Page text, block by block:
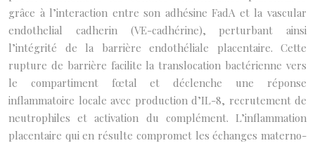
grâce à l’interaction entre son adhésine FadA et la vascular
endothelial cadherin (VE-cadhérine), perturbant ainsi
l’intégrité de la barrière endothéliale placentaire. Cette
rupture de barrière facilite la translocation bactérienne vers
le compartiment fœtal et déclenche une réponse
inflammatoire locale avec production d’IL-8, recrutement de
neutrophiles et activation du complément. L’inflammation
placentaire qui en résulte compromet les échanges materno-